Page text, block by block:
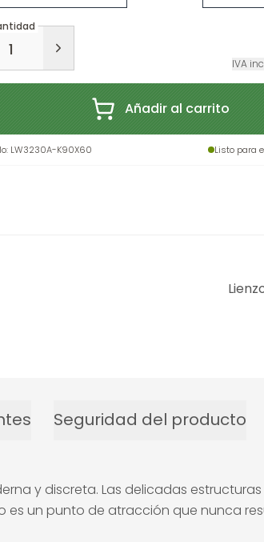
IVA
Añadir al carrito
: LW3230A-K90X60 Listo para
Seguridad del producto
y discreta. Las delicadas
es un punto de atracción que nunca